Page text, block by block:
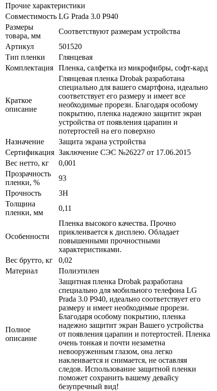
Прочие характеристики
Совместимость LG Prada 3.0 P940
Размеры
товара, мм
Соответствуют размерам устройства
Артикул
501520
Тип пленки
Глянцевая
Комплектация
Пленка, салфетка из микрофибры, софт-кард
Краткое
описание
Глянцевая пленка Drobak разработана
специально для вашего смартфона, идеально
соответствует его размеру и имеет все
необходимые прорези. Благодаря особому
покрытию, пленка надежно защитит экран
устройства от появления царапин и
потертостей на его поверхно
Назначение
Защита экрана устройства
Сертификация Заключение СЭС №26227 от 17.06.2015
Вес нетто, кг
0,001
Прозрачность
пленки, %
93
Прочность
3H
Толщина
пленки, мм
0,11
Особенности
Пленка высокого качества. Прочно
приклеивается к дисплею. Обладает
повышенными прочностными
характеристиками.
Вес брутто, кг
0,02
Материал
Полиэтилен
Полное
описание
Защитная пленка Drobak разработана
специально для мобильного телефона LG
Prada 3.0 P940, идеально соответствует его
размеру и имеет необходимые прорези.
Благодаря особому покрытию, пленка
надежно защитит экран Вашего устройства
от появления царапин и потертостей. Пленка
очень тонкая и почти незаметна
невооруженным глазом, она легко
наклеивается и снимается, не оставляя
следов. Использование защитной пленки
поможет сохранить вашему девайсу
безупречный вид!